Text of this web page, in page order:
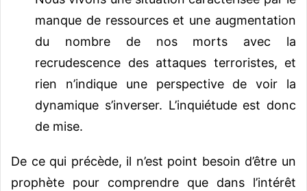
manque de ressources et une augmentation
du nombre de nos morts avec la
recrudescence des attaques terroristes, et
rien n’indique une perspective de voir la
dynamique s’inverser. L’inquiétude est donc
de mise.
De ce qui précède, il n’est point besoin d’être un
prophète pour comprendre que dans l’intérêt